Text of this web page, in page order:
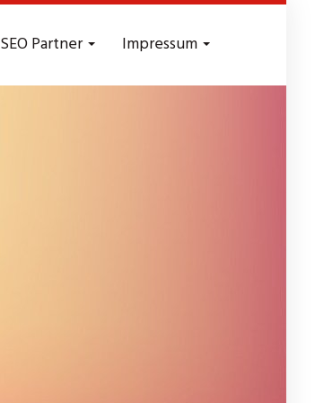
SEO Partner Impressum